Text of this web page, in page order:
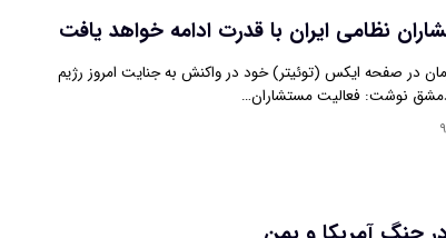
نظامی ایران با قدرت ادامه خواهد یافت
در صفحه ایکس (توئیتر) خود در واکنش به جنایت امروز رژیم
نوشت: فعالیت مستشاران…